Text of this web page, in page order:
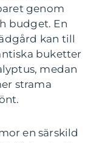
genom
budget. En
kan till
buketter
medan
strama
en särskild